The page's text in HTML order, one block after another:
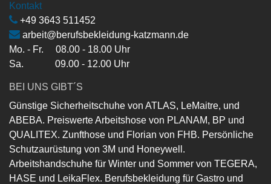
Kontakt
+49 3643 511452
arbeit@berufsbekleidung-katzmann.de
Mo. - Fr. 08.00 - 18.00 Uhr
Sa. 09.00 - 12.00 Uhr
BEI UNS GIBT´S
Günstige Sicherheitschuhe von ATLAS, LeMaitre, und
ABEBA. Preiswerte Arbeitshose von PLANAM, BP und
QUALITEX. Zunfthose und Florian von FHB. Persönliche
Schutzaurüstung von 3M und Honeywell.
Arbeitshandschuhe für Winter und Sommer von TEGERA,
HASE und LeikaFlex. Berufsbekleidung für Gastro und